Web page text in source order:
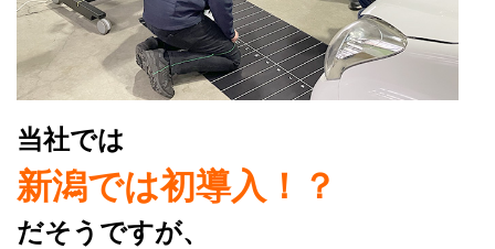
当社では
新潟では初導入！？
だそうですが、